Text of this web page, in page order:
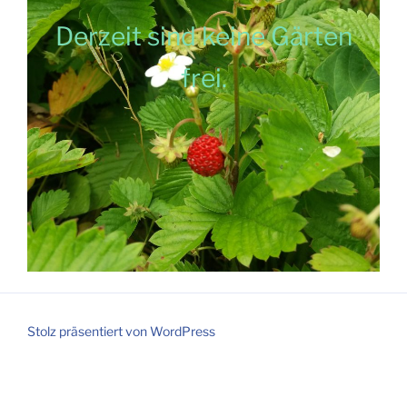
Derzeit sind keine Gärten
frei.
Stolz präsentiert von WordPress